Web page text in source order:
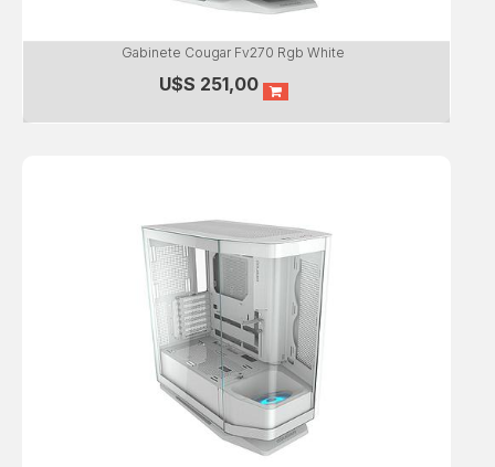
Gabinete Cougar Fv270 Rgb White
U$S 251,00